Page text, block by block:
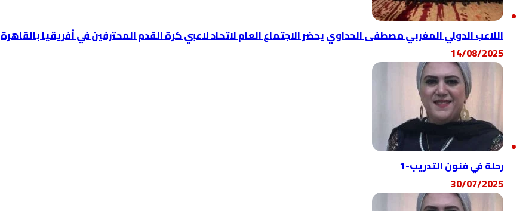
اللاعب الدولي المغربي مصطفى الحداوي يحضر الاجتماع العام لاتحاد لاعبي كرة القدم المحترفين في أفريقيا بالقاهرة
14/08/2025
رحلة في فنون التدريب-1
30/07/2025